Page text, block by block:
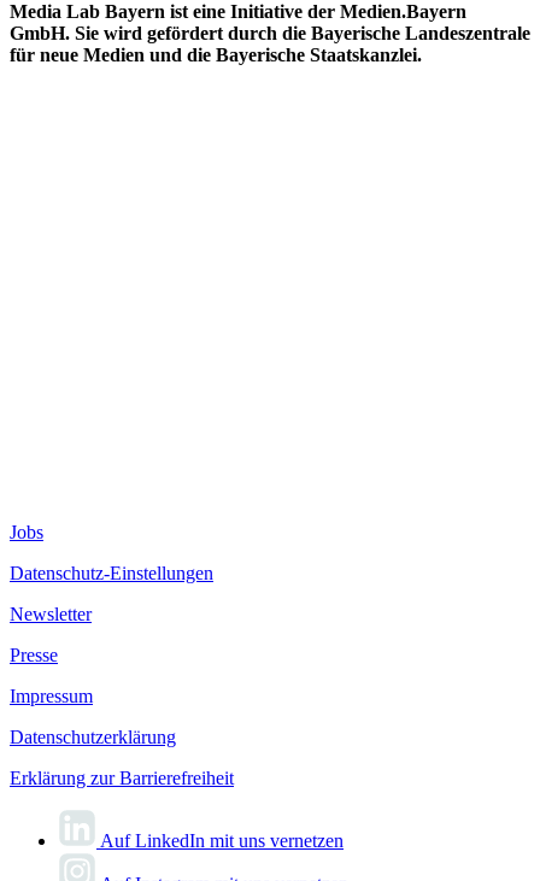
Media Lab Bayern ist eine Initiative der Medien.Bayern
GmbH. Sie wird gefördert durch die Bayerische Landeszentrale
für neue Medien und die Bayerische Staatskanzlei.
Jobs
Datenschutz-Einstellungen
Newsletter
Presse
Impressum
Datenschutzerklärung
Erklärung zur Barrierefreiheit
Auf LinkedIn mit uns vernetzen